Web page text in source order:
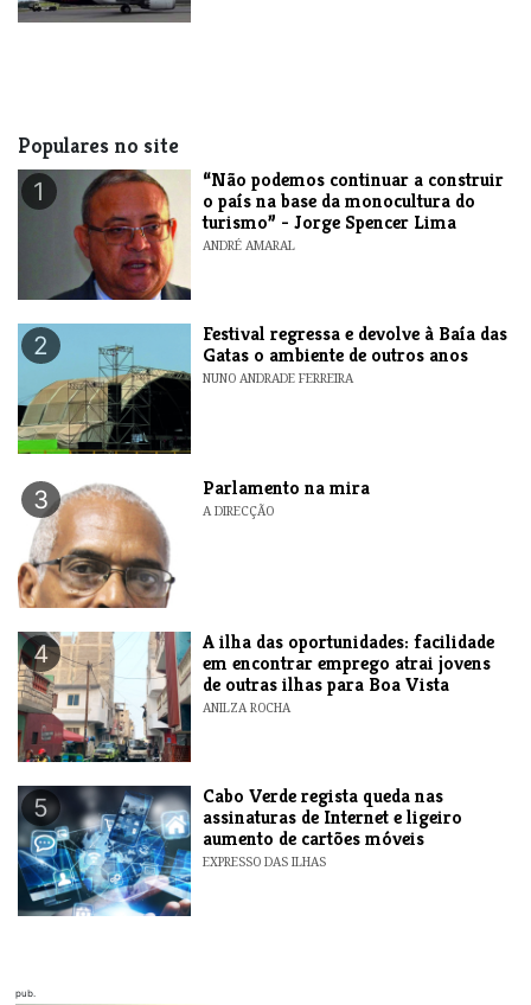
Populares no site
1
“Não podemos continuar a construir
o país na base da monocultura do
turismo” - Jorge Spencer Lima
ANDRÉ AMARAL
2
Festival regressa e devolve à Baía das
Gatas o ambiente de outros anos
NUNO ANDRADE FERREIRA
3 Parlamento na mira
A DIRECÇÃO
4
A ilha das oportunidades: facilidade
em encontrar emprego atrai jovens
de outras ilhas para Boa Vista
ANILZA ROCHA
5
Cabo Verde regista queda nas
assinaturas de Internet e ligeiro
aumento de cartões móveis
EXPRESSO DAS ILHAS
pub.